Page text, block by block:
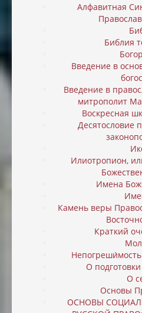
Алфавитная
Библия
Введение в
Введение в
митрополит
Воскресная
Десятословие
Илиотропион,
Имена
Камень веры
Краткий
О
О
Основы
ОСНОВЫ